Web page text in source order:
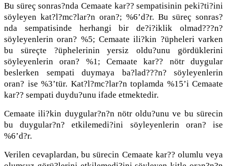
Bu süreç sonras?nda Cemaate kar?? sempatisinin peki?ti?ini
söyleyen kat?l?mc?lar?n oran?; %6’d?r. Bu süreç sonras?
nda sempatisinde herhangi bir de?i?iklik olmad???n?
söyleyenlerin oran? %5; Cemaate ili?kin ?üpheleri varken
bu süreçte ?üphelerinin yersiz oldu?unu gördüklerini
söyleyenlerin oran? %1; Cemaate kar?? nötr duygular
beslerken sempati duymaya ba?lad???n? söyleyenlerin
oran? ise %3’tür. Kat?l?mc?lar?n toplamda %15’i Cemaate
kar?? sempati duydu?unu ifade etmektedir.
Cemaate ili?kin duygular?n?n nötr oldu?unu ve bu sürecin
bu duygular?n? etkilemedi?ini söyleyenlerin oran? ise
%6’d?r.
Verilen cevaplardan, bu sürecin Cemaate kar?? olumlu veya